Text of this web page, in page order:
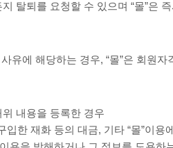
탈퇴를 요청할 수 있으며 “몰”은
유에 해당하는 경우, “몰”은 회원
내용을 등록한 경우
입한 재화 등의 대금, 기타 “몰”이